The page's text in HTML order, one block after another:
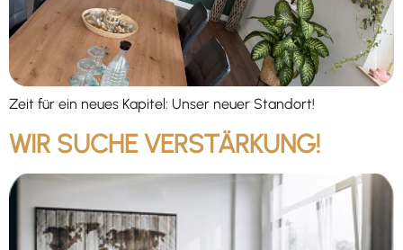
Zeit für ein neues Kapitel: Unser neuer Standort!
WIR SUCHE VERSTÄRKUNG!